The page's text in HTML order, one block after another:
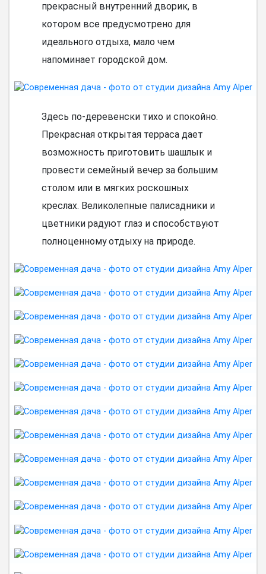
прекрасный внутренний дворик, в
котором все предусмотрено для
идеального отдыха, мало чем
напоминает городской дом.
Здесь по-деревенски тихо и спокойно.
Прекрасная открытая терраса дает
возможность приготовить шашлык и
провести семейный вечер за большим
столом или в мягких роскошных
креслах. Великолепные палисадники и
цветники радуют глаз и способствуют
полноценному отдыху на природе.